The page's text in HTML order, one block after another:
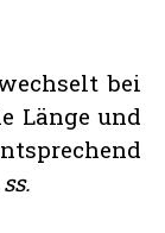
bei
Länge und
ss.